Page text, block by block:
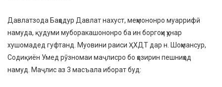
Давлатзода Баҳодур Давлат нахуст, меҳмононро муаррифӣ
намуда, қудуми муборакашононро ба ин боргоҳи ҳунар
хушомадед гуфтанд. Муовини раиси ҲХДТ дар н. Шоҳмансур,
Содиқиён Умед рӯзномаи маҷлисро бо ҳозирин пешниҳод
намуд. Маҷлис аз 3 масъала иборат буд: